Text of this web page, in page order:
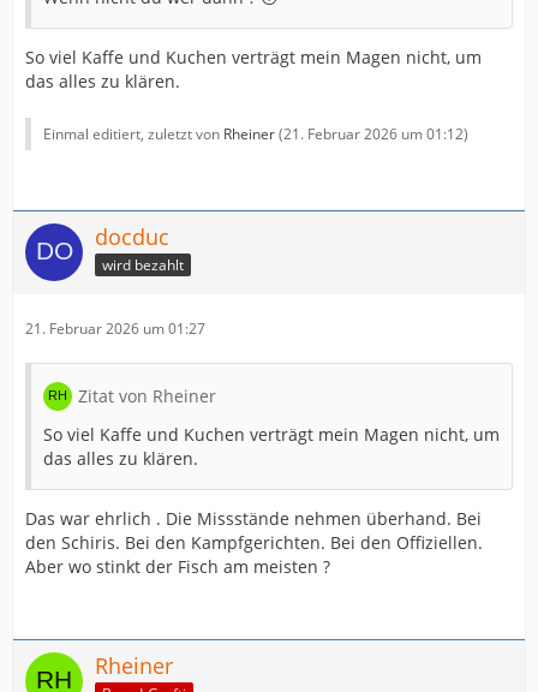
So viel Kaffe und Kuchen verträgt mein Magen nicht, um
das alles zu klären.
Einmal editiert, zuletzt von Rheiner(21. Februar 2026 um 01:12)
docduc
wird bezahlt
21. Februar 2026 um 01:27
Zitat von Rheiner
So viel Kaffe und Kuchen verträgt mein Magen nicht, um
das alles zu klären.
Das war ehrlich . Die Missstände nehmen überhand. Bei
den Schiris. Bei den Kampfgerichten. Bei den Offiziellen.
Aber wo stinkt der Fisch am meisten ?
Rheiner